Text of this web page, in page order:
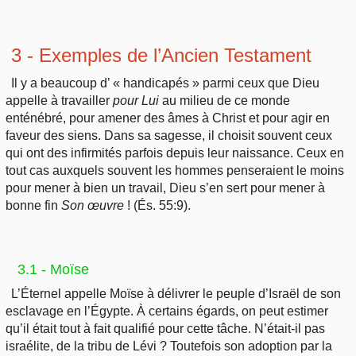
3 - Exemples de l’Ancien Testament
Il y a beaucoup d’ « handicapés » parmi ceux que Dieu
appelle à travailler pour Lui au milieu de ce monde
enténébré, pour amener des âmes à Christ et pour agir en
faveur des siens. Dans sa sagesse, il choisit souvent ceux
qui ont des infirmités parfois depuis leur naissance. Ceux en
tout cas auxquels souvent les hommes penseraient le moins
pour mener à bien un travail, Dieu s’en sert pour mener à
bonne fin Son œuvre ! (És. 55:9).
3.1 - Moïse
L’Éternel appelle Moïse à délivrer le peuple d’Israël de son
esclavage en l’Égypte. À certains égards, on peut estimer
qu’il était tout à fait qualifié pour cette tâche. N’était-il pas
israélite, de la tribu de Lévi ? Toutefois son adoption par la